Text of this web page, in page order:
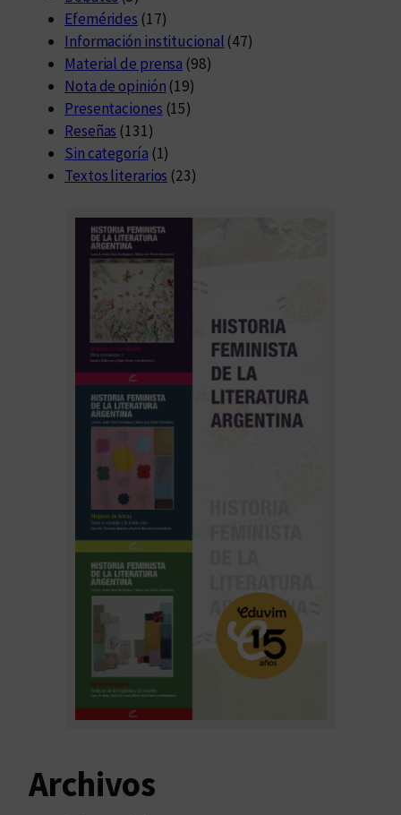
Efemérides (17)
Información institucional (47)
Material de prensa (98)
Nota de opinión (19)
Presentaciones (15)
Reseñas (131)
Sin categoría (1)
Textos literarios (23)
Archivos